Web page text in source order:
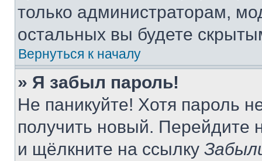
только администраторам,
остальных вы будете
Вернуться к началу
» Я забыл пароль!
Не паникуйте! Хотя пароль
получить новый. Перейдите
и щёлкните на ссылку